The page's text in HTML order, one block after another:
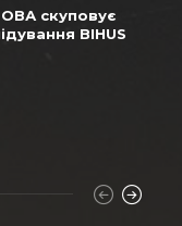
скуповує
BIHUS